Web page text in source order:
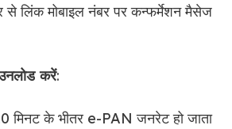
लिंक मोबाइल नंबर पर कन्फर्मेशन मैसेज
करें:
मिनट के भीतर e-PAN जनरेट हो जाता